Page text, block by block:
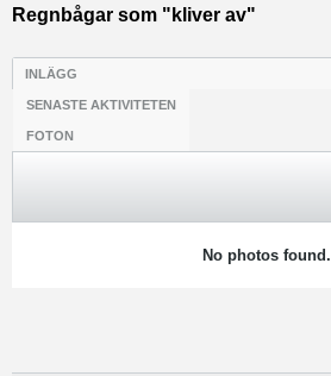
Regnbågar som "kliver av"
INLÄGG
SENASTE AKTIVITETEN
FOTON
No photos found.